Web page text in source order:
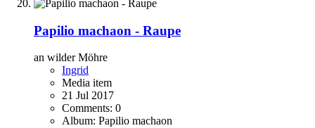
Papilio machaon - Raupe
an wilder Möhre
Ingrid
Media item
21 Jul 2017
Comments: 0
Album: Papilio machaon